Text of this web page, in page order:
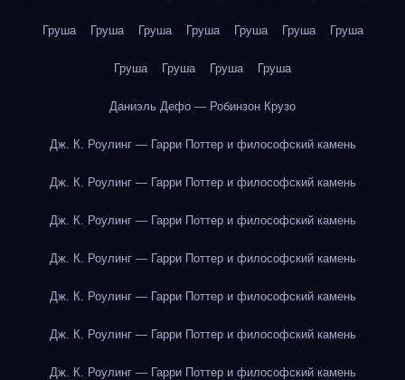
Груша Груша Груша Груша Груша Груша Груша
Груша Груша Груша Груша
Даниэль Дефо — Робинзон Крузо
Дж. К. Роулинг — Гарри Поттер и философский камень
Дж. К. Роулинг — Гарри Поттер и философский камень
Дж. К. Роулинг — Гарри Поттер и философский камень
Дж. К. Роулинг — Гарри Поттер и философский камень
Дж. К. Роулинг — Гарри Поттер и философский камень
Дж. К. Роулинг — Гарри Поттер и философский камень
Дж. К. Роулинг — Гарри Поттер и философский камень